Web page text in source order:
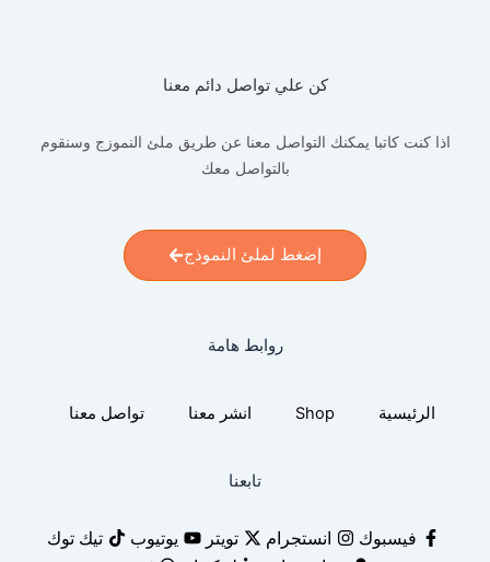
كن علي تواصل دائم معنا
اذا كنت كاتبا يمكنك التواصل معنا عن طريق ملئ النموزج وسنقوم
بالتواصل معك
إضغط لملئ النموذج
روابط هامة
الرئيسية Shop انشر معنا تواصل معنا
تابعنا
فيسبوك انستجرام تويتر يوتيوب
تيك توك